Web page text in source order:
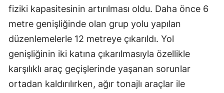
fiziki kapasitesinin artırılması oldu. Daha önce 6
metre genişliğinde olan grup yolu yapılan
düzenlemelerle 12 metreye çıkarıldı. Yol
genişliğinin iki katına çıkarılmasıyla özellikle
karşılıklı araç geçişlerinde yaşanan sorunlar
ortadan kaldırılırken, ağır tonajlı araçlar ile